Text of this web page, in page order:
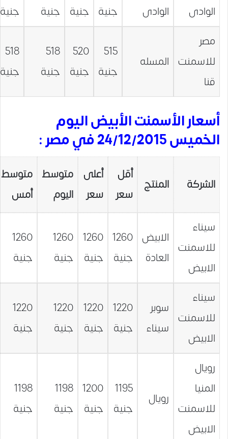
الوادى
الوادى
جنية
جنية
جنية
جنية
مصر
للاسمنت
قنا
المسله
515
جنية
520
جنية
518
جنية
518
جنية
أسعار الأسمنت الأبيض اليوم
الخميس 24/12/2015 في مصر :
الشركة المنتج
أقل
سعر
أعلى
سعر
متوسط
اليوم
متوسط
أمس
سيناء
للاسمنت
الابيض
الابيض
العادة
1260
جنية
1260
جنية
1260
جنية
1260
جنية
سيناء
للاسمنت
الابيض
سوبر
سيناء
1220
جنية
1220
جنية
1220
جنية
1220
جنية
رويال
المنيا
للاسمنت
الابيض
رويال
1195
جنية
1200
جنية
1198
جنية
1198
جنية